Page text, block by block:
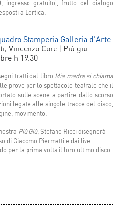
ingresso gratuito), frutto del dialogo
a Lortica.
Stamperia Galleria d'Arte
Vincenzo Core | Più giù
h 19.30
tratti dal libro Mia madre si chiama
prove per lo spettacolo teatrale che il
sulle scene a partire dallo scorso
legate alle singole tracce del disco,
movimento.
Più Giù, Stefano Ricci disegnerà
di Giacomo Piermatti e dai live
per la prima volta il loro ultimo disco